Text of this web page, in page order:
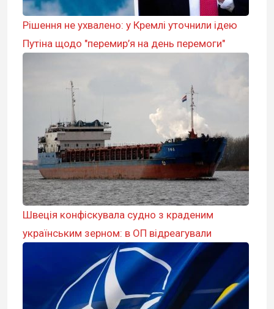
Рішення не ухвалено: у Кремлі уточнили ідею
Путіна щодо "перемир’я на день перемоги"
Швеція конфіскувала судно з краденим
українським зерном: в ОП відреагували